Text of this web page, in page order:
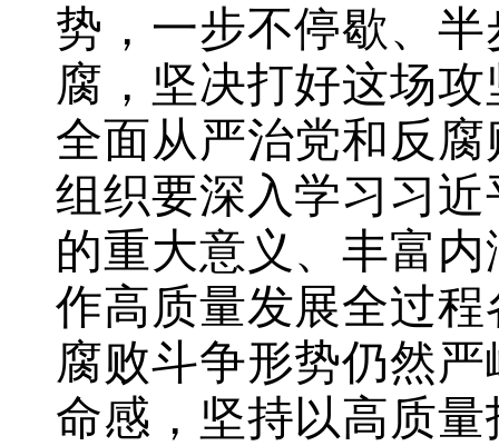
势，一步不停歇、
腐，坚决打好这场
全面从严治党和反
组织要深入学习习
的重大意义、丰富
作高质量发展全过程
腐败斗争形势仍然
命感，坚持以高质